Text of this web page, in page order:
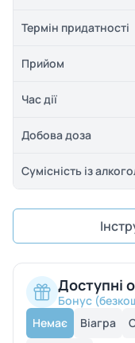
Термін придатності
Прийом
Час дії
Добова доза
Сумісність із
Доступні
Бонус
Немає
Віагра